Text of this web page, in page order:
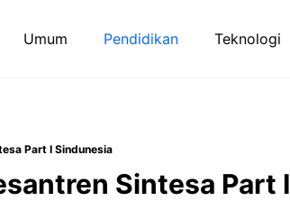
Umum Pendidikan Teknologi
Part I Sindunesia
Sintesa Part I